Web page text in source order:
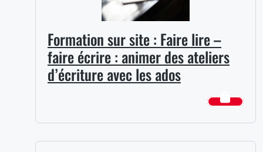
Formation sur site : Faire lire –
faire écrire : animer des ateliers
d’écriture avec les ados